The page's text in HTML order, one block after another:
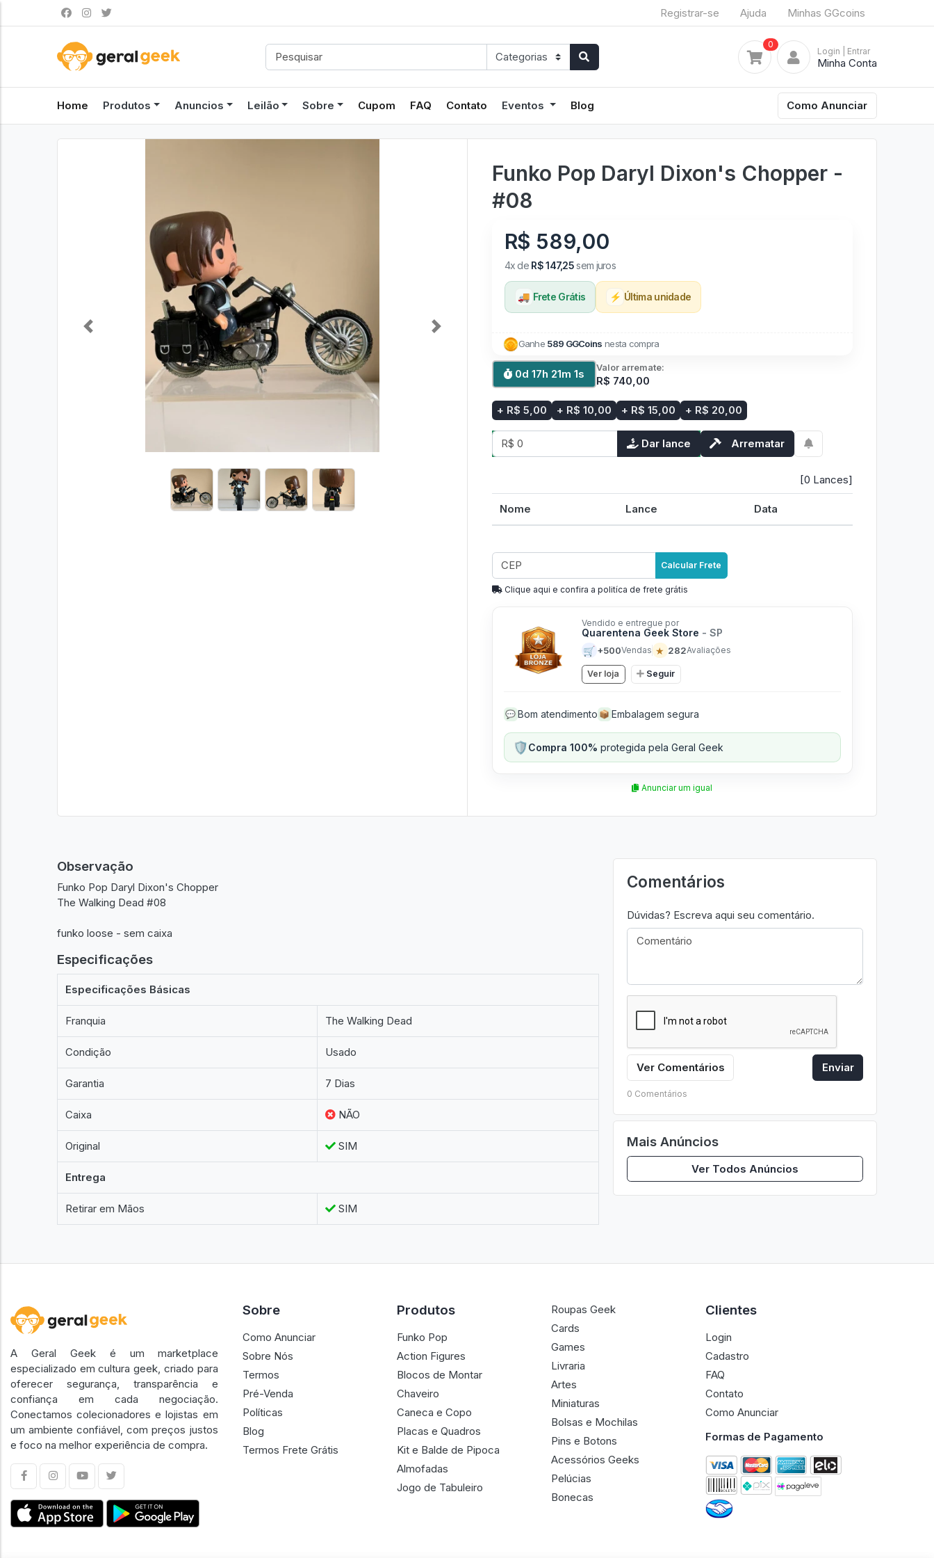
Registrar-se Ajuda Minhas GGcoins
0
Login | Entrar
Minha Conta
Home Produtos Anuncios Leilão Sobre Cupom FAQ Contato Eventos Blog Como Anunciar
Previous Next
Funko Pop Daryl Dixon's Chopper -
#08
R$ 589,00
4x de R$ 147,25sem juros
🚚 Frete Grátis ⚡ Última unidade
Ganhe 589 GGCoins nesta compra
0d 17h 21m 0s Valor arremate:
R$ 740,00
+ R$ 5,00 + R$ 10,00 + R$ 15,00 + R$ 20,00
Dar lance Arrematar
[0 Lances]
Nome Lance Data
Calcular Frete
Clique aqui e confira a politíca de frete grátis
Vendido e entregue por
Quarentena Geek Store - SP
🛒 +500Vendas ★ 282Avaliações
Ver loja Seguir
💬 Bom atendimento 📦 Embalagem segura
🛡️Compra 100% protegida pela Geral Geek
Anunciar um igual
Observação
Funko Pop Daryl Dixon's Chopper
The Walking Dead #08
funko loose - sem caixa
Especificações
Especificações Básicas
Franquia The Walking Dead
Condição Usado
Garantia 7 Dias
Caixa NÃO
Original SIM
Entrega
Retirar em Mãos SIM
Comentários
Dúvidas? Escreva aqui seu comentário.
Ver Comentários Enviar
0 Comentários
Mais Anúncios
Ver Todos Anúncios
A Geral Geek é um marketplace
especializado em cultura geek, criado para
oferecer segurança, transparência e
confiança em cada negociação.
Conectamos colecionadores e lojistas em
um ambiente confiável, com preços justos
e foco na melhor experiência de compra.
Sobre
Como Anunciar
Sobre Nós
Termos
Pré-Venda
Políticas
Blog
Termos Frete Grátis
Produtos
Funko Pop
Action Figures
Blocos de Montar
Chaveiro
Caneca e Copo
Placas e Quadros
Kit e Balde de Pipoca
Almofadas
Jogo de Tabuleiro
Roupas Geek
Cards
Games
Livraria
Artes
Miniaturas
Bolsas e Mochilas
Pins e Botons
Acessórios Geeks
Pelúcias
Bonecas
Clientes
Login
Cadastro
FAQ
Contato
Como Anunciar
Formas de Pagamento